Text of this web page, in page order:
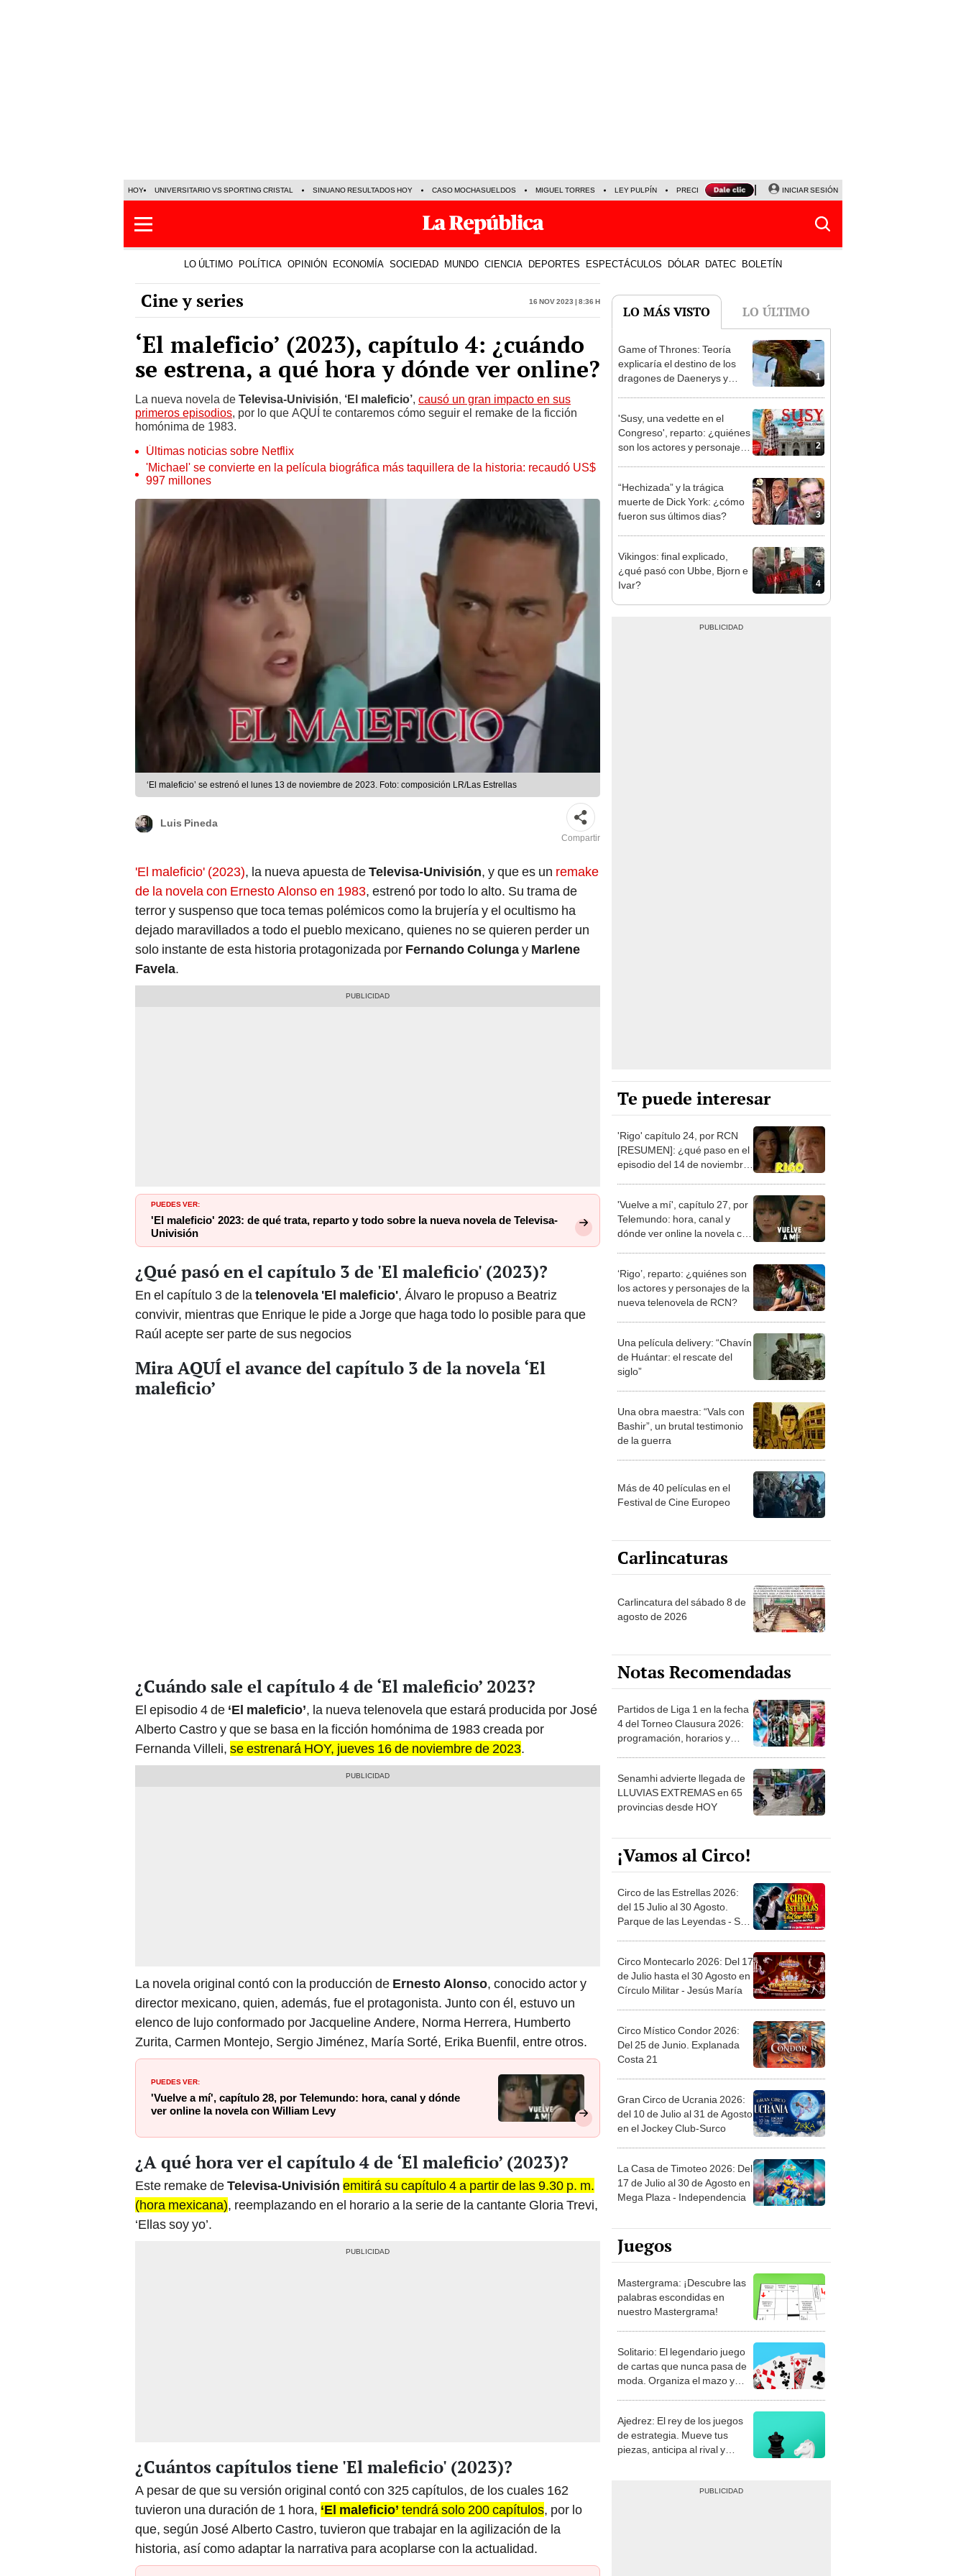
HOY UNIVERSITARIO VS SPORTING CRISTAL SINUANO RESULTADOS HOY CASO MOCHASUELDOS MIGUEL TORRES LEY PULPÍN PRECIO DEL DÓLAR CORTE DE LUZ VIERNES 7 DE AGOSTO
INICIAR SESIÓN
LO ÚLTIMO POLÍTICA OPINIÓN ECONOMÍA SOCIEDAD MUNDO CIENCIA DEPORTES ESPECTÁCULOS DÓLAR DATEC BOLETÍN
Cine y series 16 Nov 2023 | 8:36 h
‘El maleficio’ (2023), capítulo 4: ¿cuándo
se estrena, a qué hora y dónde ver online?
La nueva novela de Televisa-Univisión, ‘El maleficio’, causó un gran impacto en sus
primeros episodios, por lo que AQUÍ te contaremos cómo seguir el remake de la ficción
homónima de 1983.
Últimas noticias sobre Netflix
'Michael' se convierte en la película biográfica más taquillera de la historia: recaudó US$
997 millones
‘El maleficio’ se estrenó el lunes 13 de noviembre de 2023. Foto: composición LR/Las Estrellas
Luis Pineda
Compartir
'El maleficio' (2023), la nueva apuesta deTelevisa-Univisión, y que es un remake
de la novela con Ernesto Alonso en 1983, estrenó por todo lo alto. Su trama de
terror y suspenso que toca temas polémicos como la brujería y el ocultismo ha
dejado maravillados a todo el pueblo mexicano, quienes no se quieren perder un
solo instante de esta historia protagonizada por Fernando Colungay Marlene
Favela.
PUEDES VER:
'El maleficio' 2023: de qué trata, reparto y todo sobre la nueva novela de Televisa-
Univisión
¿Qué pasó en el capítulo 3 de 'El maleficio' (2023)?
En el capítulo 3 de latelenovela 'El maleficio', Álvaro le propuso a Beatriz
convivir, mientras que Enrique le pide a Jorge que haga todo lo posible para que
Raúl acepte ser parte de sus negocios
Mira AQUÍ el avance del capítulo 3 de la novela ‘El
maleficio’
¿Cuándo sale el capítulo 4 de ‘El maleficio’ 2023?
El episodio 4 de ‘El maleficio’, la nueva telenovela que estará producida por José
Alberto Castro y que se basa en la ficción homónima de 1983 creada por
Fernanda Villeli, se estrenará HOY, jueves 16 de noviembre de 2023.
La novela original contó con la producción de Ernesto Alonso, conocido actor y
director mexicano, quien, además, fue el protagonista. Junto con él, estuvo un
elenco de lujo conformado por Jacqueline Andere, Norma Herrera, Humberto
Zurita, Carmen Montejo, Sergio Jiménez, María Sorté, Erika Buenfil, entre otros.
PUEDES VER:
'Vuelve a mí', capítulo 28, por Telemundo: hora, canal y dónde
ver online la novela con William Levy
¿A qué hora ver el capítulo 4 de ‘El maleficio’ (2023)?
Este remake deTelevisa-Univisión emitirá su capítulo 4 a partir de las 9.30 p. m.
(hora mexicana), reemplazando en el horario a la serie de la cantante Gloria Trevi,
‘Ellas soy yo’.
¿Cuántos capítulos tiene 'El maleficio' (2023)?
A pesar de que su versión original contó con 325 capítulos, de los cuales 162
tuvieron una duración de 1 hora, ‘El maleficio’ tendrá solo 200 capítulos, por lo
que, según José Alberto Castro, tuvieron que trabajar en la agilización de la
historia, así como adaptar la narrativa para acoplarse con la actualidad.
LO MÁS VISTO LO ÚLTIMO
1
Game of Thrones: Teoría
explicaría el destino de los
dragones de Daenerys y
2
'Susy, una vedette en el
Congreso', reparto: ¿quiénes
son los actores y personajes
3
“Hechizada” y la trágica
muerte de Dick York: ¿cómo
fueron sus últimos dias?
4
Vikingos: final explicado,
¿qué pasó con Ubbe, Bjorn e
Ivar?
Te puede interesar
'Rigo' capítulo 24, por RCN
[RESUMEN]: ¿qué paso en el
episodio del 14 de noviembre
'Vuelve a mí', capítulo 27, por
Telemundo: hora, canal y
dónde ver online la novela con
‘Rigo’, reparto: ¿quiénes son
los actores y personajes de la
nueva telenovela de RCN?
Una película delivery: “Chavín
de Huántar: el rescate del
siglo”
Una obra maestra: “Vals con
Bashir”, un brutal testimonio
de la guerra
Más de 40 películas en el
Festival de Cine Europeo
Carlincaturas
Carlincatura del sábado 8 de
agosto de 2026
Notas Recomendadas
Partidos de Liga 1 en la fecha
4 del Torneo Clausura 2026:
programación, horarios y
Senamhi advierte llegada de
LLUVIAS EXTREMAS en 65
provincias desde HOY
¡Vamos al Circo!
Circo de las Estrellas 2026:
del 15 Julio al 30 Agosto.
Parque de las Leyendas - San
Circo Montecarlo 2026: Del 17
de Julio hasta el 30 Agosto en
Círculo Militar - Jesús María
Circo Místico Condor 2026:
Del 25 de Junio. Explanada
Costa 21
Gran Circo de Ucrania 2026:
del 10 de Julio al 31 de Agosto
en el Jockey Club-Surco
La Casa de Timoteo 2026: Del
17 de Julio al 30 de Agosto en
Mega Plaza - Independencia
Juegos
Mastergrama: ¡Descubre las
palabras escondidas en
nuestro Mastergrama!
Solitario: El legendario juego
de cartas que nunca pasa de
moda. Organiza el mazo y
Ajedrez: El rey de los juegos
de estrategia. Mueve tus
piezas, anticipa al rival y